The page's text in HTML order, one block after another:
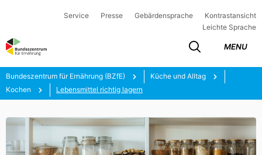
Service Presse Gebärdensprache
Kontrastansicht
Leichte Sprache
MENU
Bundeszentrum für Ernährung (BZfE)
Küche und Alltag
Kochen
Lebensmittel richtig lagern